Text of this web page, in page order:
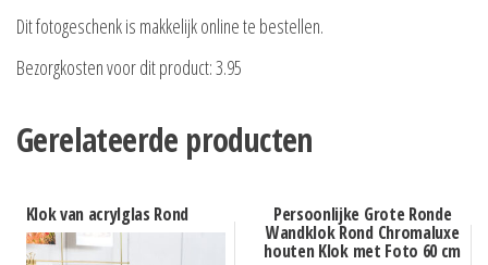
Dit fotogeschenk is makkelijk online te bestellen.
Bezorgkosten voor dit product: 3.95
Gerelateerde producten
Klok van acrylglas Rond Persoonlijke Grote Ronde
Wandklok Rond Chromaluxe
houten Klok met Foto 60 cm